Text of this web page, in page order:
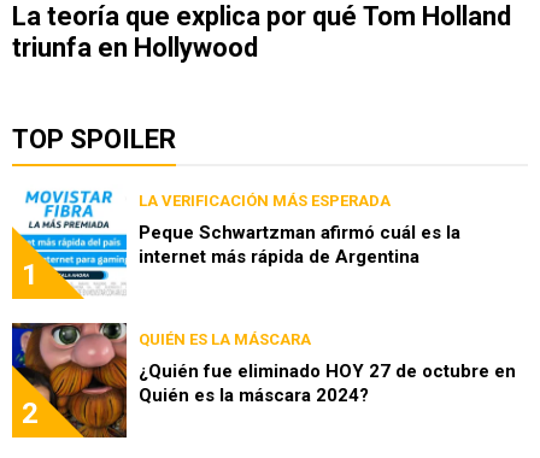
La teoría que explica por qué Tom Holland
triunfa en Hollywood
TOP SPOILER
1
LA VERIFICACIÓN MÁS ESPERADA
Peque Schwartzman afirmó cuál es la
internet más rápida de Argentina
2
QUIÉN ES LA MÁSCARA
¿Quién fue eliminado HOY 27 de octubre en
Quién es la máscara 2024?